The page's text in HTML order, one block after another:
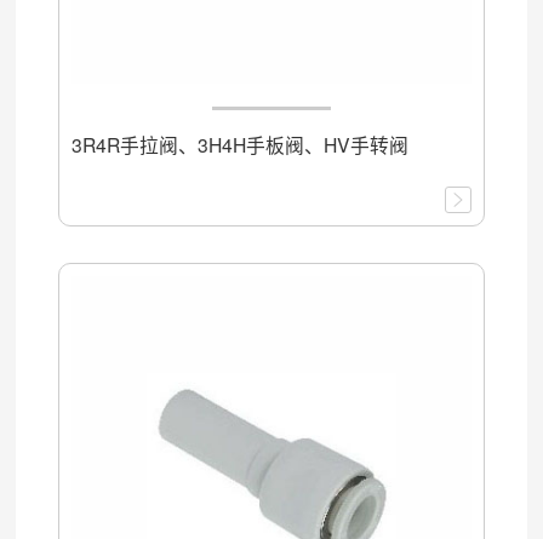
3R4R手拉阀、3H4H手板阀、HV手转阀